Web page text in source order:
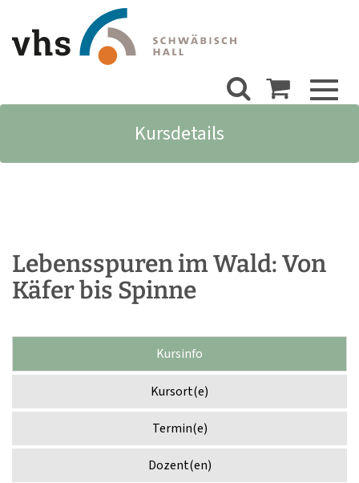
Kursdetails
Lebensspuren im Wald: Von
Käfer bis Spinne
Kursinfo
Kursort(e)
Termin(e)
Dozent(en)